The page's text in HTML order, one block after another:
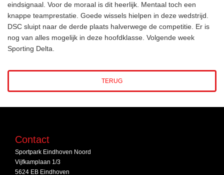
eindsignaal. Voor de moraal is dit heerlijk. Mentaal toch een
knappe teamprestatie. Goede wissels hielpen in deze wedstrijd.
DSC sluipt naar de derde plaats halverwege de competitie. Er is
nog van alles mogelijk in deze hoofdklasse. Volgende week
Sporting Delta.
TERUG
Contact
Sportpark Eindhoven Noord
Vijfkamplaan 1/3
5624 EB Eindhoven